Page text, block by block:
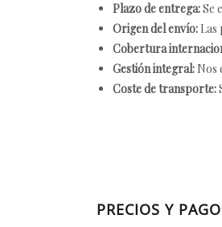
Plazo de entrega:Se
Origen del envío: Las
Cobertura
Gestión integral: Nos
Coste de transporte:
PRECIOS Y PAGO